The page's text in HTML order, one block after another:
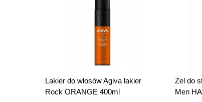
Lakier do włosów Agiva lakier
Rock ORANGE 400ml
Żel do
Men